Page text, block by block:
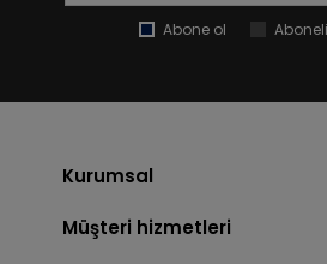
Abone ol
Kurumsal
Müşteri hizmetleri